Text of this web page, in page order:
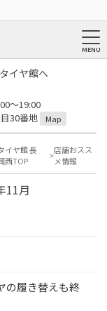
イヤ館へ
～19:00
30番地
Map
イヤ館 長
西TOP
店舗おスス
メ情報
11月
の履き替えも終